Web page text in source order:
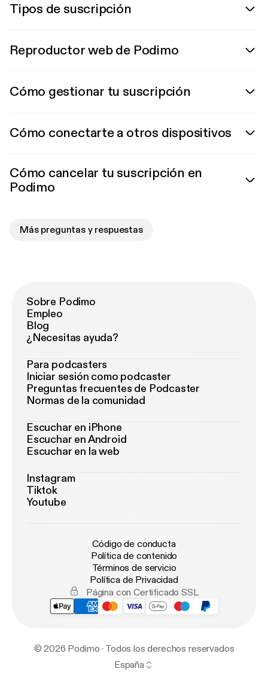
Tipos de suscripción
Reproductor web de Podimo
Cómo gestionar tu suscripción
Cómo conectarte a otros dispositivos
Cómo cancelar tu suscripción en
Podimo
Más preguntas y respuestas
Sobre Podimo
Empleo
Blog
¿Necesitas ayuda?
Para podcasters
Iniciar sesión como podcaster
Preguntas frecuentes de Podcaster
Normas de la comunidad
Escuchar en iPhone
Escuchar en Android
Escuchar en la web
Instagram
Tiktok
Youtube
Código de conducta
Política de contenido
Términos de servicio
Política de Privacidad
Página con Certificado SSL
© 2026 Podimo · Todos los derechos reservados
España